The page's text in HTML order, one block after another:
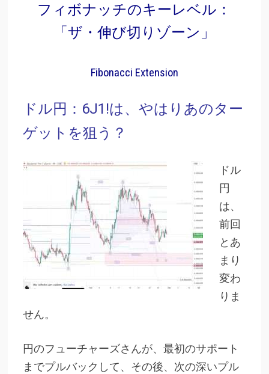
フィボナッチのキーレベル：
「ザ・伸び切りゾーン」
Fibonacci Extension
ドル円：6J1!は、やはりあのター
ゲットを狙う？
ドル
円
は、
前回
とあ
まり
変わ
りま
せん。
円のフューチャーズさんが、最初のサポート
までプルバックして、その後、次の深いプル